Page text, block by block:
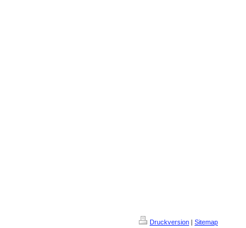
Druckversion | Sitemap